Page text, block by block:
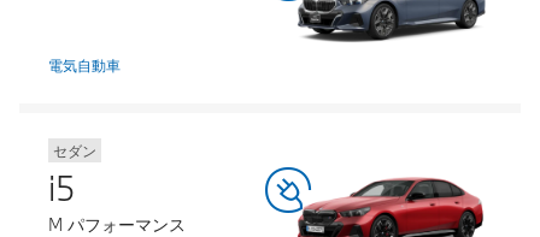
電気自動車
セダン
i5
M パフォーマンス